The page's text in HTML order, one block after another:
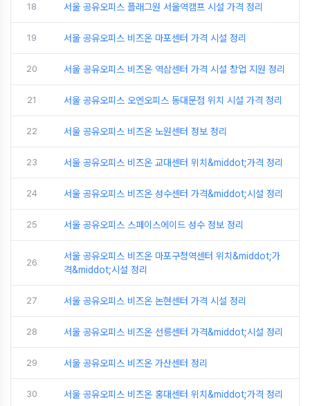
18 서울 공유오피스 플래그원 서울역캠프 시설 가격 정리
19 서울 공유오피스 비즈온 마포센터 가격 시설 정리
20 서울 공유오피스 비즈온 역삼센터 가격 시설 창업 지원 정리
21 서울 공유오피스 오엔오피스 동대문점 위치 시설 가격 정리
22 서울 공유오피스 비즈온 노원센터 정보 정리
23 서울 공유오피스 비즈온 교대센터 위치&middot;가격 정리
24 서울 공유오피스 비즈온 성수센터 가격&middot;시설 정리
25 서울 공유오피스 스페이스에이드 성수 정보 정리
26
서울 공유오피스 비즈온 마포구청역센터 위치&middot;가
격&middot;시설 정리
27 서울 공유오피스 비즈온 논현센터 가격 시설 정리
28 서울 공유오피스 비즈온 선릉센터 가격&middot;시설 정리
29 서울 공유오피스 비즈온 가산센터 정리
30 서울 공유오피스 비즈온 홍대센터 위치&middot;가격 정리